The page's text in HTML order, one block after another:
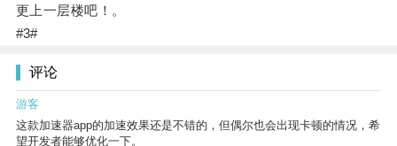
更上一层楼吧！。
#3#
评论
游客
这款加速器app的加速效果还是不错的，但偶尔也会出现卡顿的情况，希
望开发者能够优化一下。